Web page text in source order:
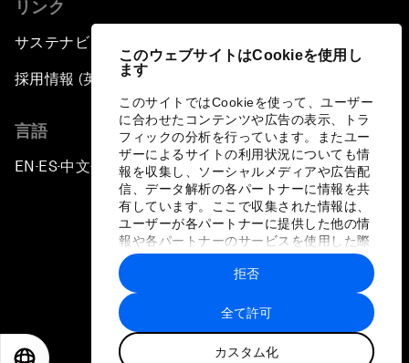
このウェブサイトはCookieを使用し
ます
このサイトではCookieを使って、ユーザー
に合わせたコンテンツや広告の表示、トラ
フィックの分析を行っています。またユー
ザーによるサイトの利用状況についても情
報を収集し、ソーシャルメディアや広告配
信、データ解析の各パートナーに情報を共
有しています。ここで収集された情報は、
ユーザーが各パートナーに提供した他の情
報や各パートナーのサービスを使用した際
に収集された情報と組み合わされ、各パー
トナーによって使用されることがありま
す。
全て許可
カスタム化
拒否
リンク
サステナビリティへの取り組み
採用情報 (英語のみ)
言語
EN ▪ES▪中文▪ 日本語
プライバシーポリシーと利用規約
サイトマップ
©
世界経済フォーラム